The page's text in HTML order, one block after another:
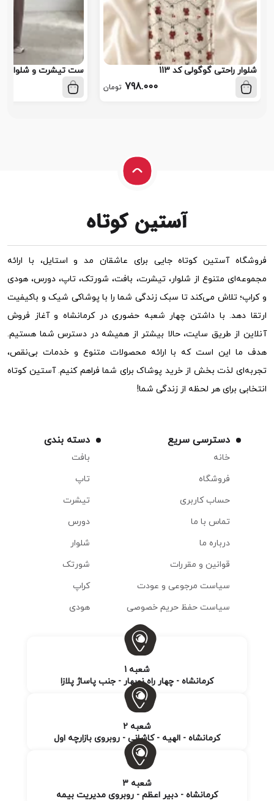
شلوار راحتی گوگولی کد 113
798.000 تومان
ست تیشرت و شلوار کد
فروشگاه آستین کوتاه جایی برای عاشقان مد و استایل، با ارائه
مجموعه‌ای متنوع از شلوار، تیشرت، بافت، شورتک، تاپ، دورس، هودی
و کراپ؛ تلاش می‌کند تا سبک زندگی شما را با پوشاکی شیک و باکیفیت
ارتقا دهد. با داشتن چهار شعبه حضوری در کرمانشاه و آغاز فروش
آنلاین از طریق سایت، حالا بیشتر از همیشه در دسترس شما هستیم.
هدف ما این است که با ارائه محصولات متنوع و خدمات بی‌نقص،
تجربه‌ای لذت بخش از خرید پوشاک برای شما فراهم کنیم. آستین کوتاه
انتخابی برای هر لحظه از زندگی شما!
دسترسی سریع
خانه
فروشگاه
حساب کاربری
تماس با ما
درباره ما
قوانین و مقررات
سیاست مرجوعی و عودت
سیاست حفظ حریم خصوصی
دسته بندی
بافت
تاپ
تیشرت
دورس
شلوار
شورتک
کراپ
هودی
شعبه 1
کرمانشاه - چهار راه نوبهار - جنب پاساژ پلازا
شعبه 2
کرمانشاه - الهیه - کاشانی - روبروی بازارچه اول
شعبه 3
کرمانشاه - دبیر اعظم - روبروی مدیریت بیمه